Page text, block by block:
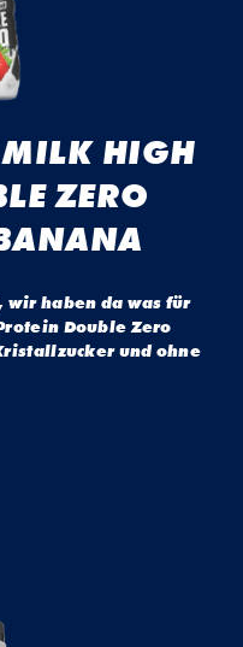
HIGH
ZERO
wir haben da was für
Double Zero
und ohne